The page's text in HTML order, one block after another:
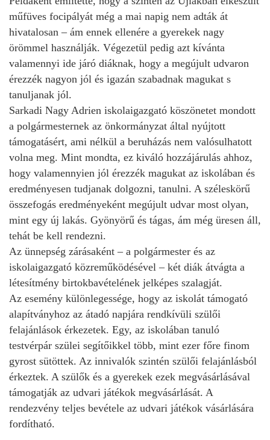
műfüves focipályát még a mai napig nem adták át
hivatalosan – ám ennek ellenére a gyerekek nagy
örömmel használják. Végezetül pedig azt kívánta
valamennyi ide járó diáknak, hogy a megújult udvaron
érezzék nagyon jól és igazán szabadnak magukat s
tanuljanak jól.
Sarkadi Nagy Adrien iskolaigazgató köszönetet mondott
a polgármesternek az önkormányzat által nyújtott
támogatásért, ami nélkül a beruházás nem valósulhatott
volna meg. Mint mondta, ez kiváló hozzájárulás ahhoz,
hogy valamennyien jól érezzék magukat az iskolában és
eredményesen tudjanak dolgozni, tanulni. A széleskörű
összefogás eredményeként megújult udvar most olyan,
mint egy új lakás. Gyönyörű és tágas, ám még üresen áll,
tehát be kell rendezni.
Az ünnepség zárásaként – a polgármester és az
iskolaigazgató közreműködésével – két diák átvágta a
létesítmény birtokbavételének jelképes szalagját.
Az esemény különlegessége, hogy az iskolát támogató
alapítványhoz az átadó napjára rendkívüli szülői
felajánlások érkezetek. Egy, az iskolában tanuló
testvérpár szülei segítőikkel több, mint ezer főre finom
gyrost sütöttek. Az innivalók szintén szülői felajánlásból
érkeztek. A szülők és a gyerekek ezek megvásárlásával
támogatják az udvari játékok megvásárlását. A
rendezvény teljes bevétele az udvari játékok vásárlására
fordítható.